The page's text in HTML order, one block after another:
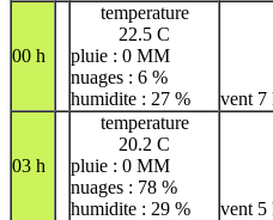
00 h
temperature
22.5 C
pluie : 0 MM
nuages : 6 %
humidite : 27 %
vent 7
03 h
temperature
20.2 C
pluie : 0 MM
nuages : 78 %
humidite : 29 %
vent 5